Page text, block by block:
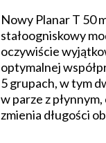
Nowy Planar T 50
stałoogniskowy
oczywiście
optymalnej
5 grupach, w tym
w parze z
zmienia długości